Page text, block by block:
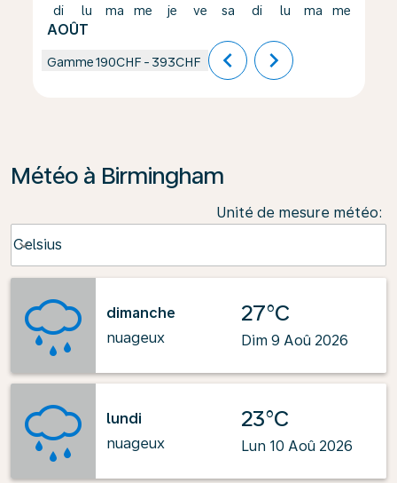
di
AOÛT
lu ma me je ve sa di lu ma me
Gamme190CHF - 393CHF chevron_left chevron_right
Météo à Birmingham
Unité de mesure météo:
Celsius
keyboard_arrow_down
dimanche
nuageux
27°C
Dim 9 Aoû 2026
lundi
nuageux
23°C
Lun 10 Aoû 2026